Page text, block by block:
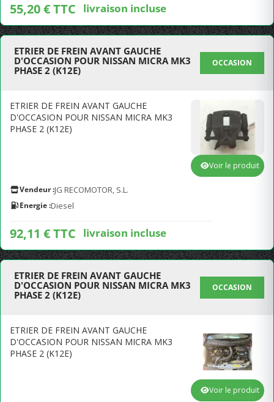
55,20 € TTC livraison incluse
ETRIER DE FREIN AVANT GAUCHE
D'OCCASION POUR NISSAN MICRA MK3
PHASE 2 (K12E)
OCCASION
ETRIER DE FREIN AVANT GAUCHE
D'OCCASION POUR NISSAN MICRA MK3
PHASE 2 (K12E)
Vendeur :JG RECOMOTOR, S.L.
Energie :Diesel
92,11 € TTC livraison incluse
Voir le produit
ETRIER DE FREIN AVANT GAUCHE
D'OCCASION POUR NISSAN MICRA MK3
PHASE 2 (K12E)
OCCASION
ETRIER DE FREIN AVANT GAUCHE
D'OCCASION POUR NISSAN MICRA MK3
PHASE 2 (K12E)
Voir le produit